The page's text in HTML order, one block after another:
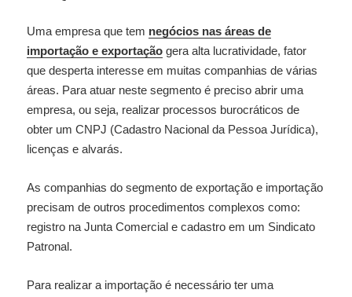
Uma empresa que tem negócios nas áreas de
importação e exportação gera alta lucratividade, fator
que desperta interesse em muitas companhias de várias
áreas. Para atuar neste segmento é preciso abrir uma
empresa, ou seja, realizar processos burocráticos de
obter um CNPJ (Cadastro Nacional da Pessoa Jurídica),
licenças e alvarás.
As companhias do segmento de exportação e importação
precisam de outros procedimentos complexos como:
registro na Junta Comercial e cadastro em um Sindicato
Patronal.
Para realizar a importação é necessário ter uma